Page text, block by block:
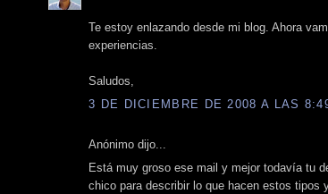
Te estoy enlazando desde mi blog. Ahora
experiencias.
Saludos,
3 DE DICIEMBRE DE 2008 A LAS
Anónimo dijo...
Está muy groso ese mail y mejor todavía tu
chico para describir lo que hacen estos tipos